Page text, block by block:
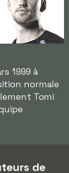
1999 à
normale
Tomi
de